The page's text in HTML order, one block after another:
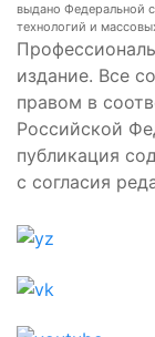
выдано Федеральной
технологий и
издание. Все
правом в
Российской
публикация
с согласия